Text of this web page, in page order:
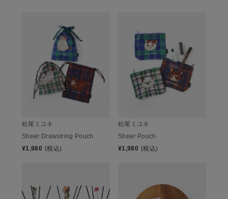
松尾ミユキ
Sheer Drawstring Pouch
¥1,980 (税込)
松尾ミユキ
Sheer Pouch
¥1,980 (税込)